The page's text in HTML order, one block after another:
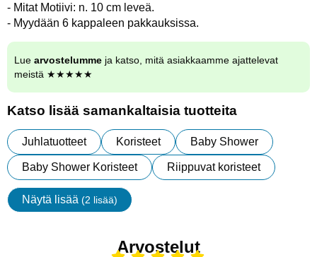
- Mitat Motiivi: n. 10 cm leveä.
- Myydään 6 kappaleen pakkauksissa.
Lue arvostelumme ja katso, mitä asiakkaamme ajattelevat
meistä ★★★★★
Katso lisää samankaltaisia tuotteita
Juhlatuotteet Koristeet Baby Shower
Baby Shower Koristeet Riippuvat koristeet
Näytä lisää (2 lisää)
ominaisuudet
Arvostelut